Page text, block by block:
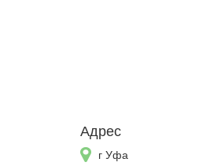
Адрес
г Уфа